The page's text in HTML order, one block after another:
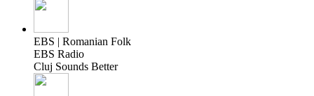
EBS | Romanian Folk
EBS Radio
Cluj Sounds Better